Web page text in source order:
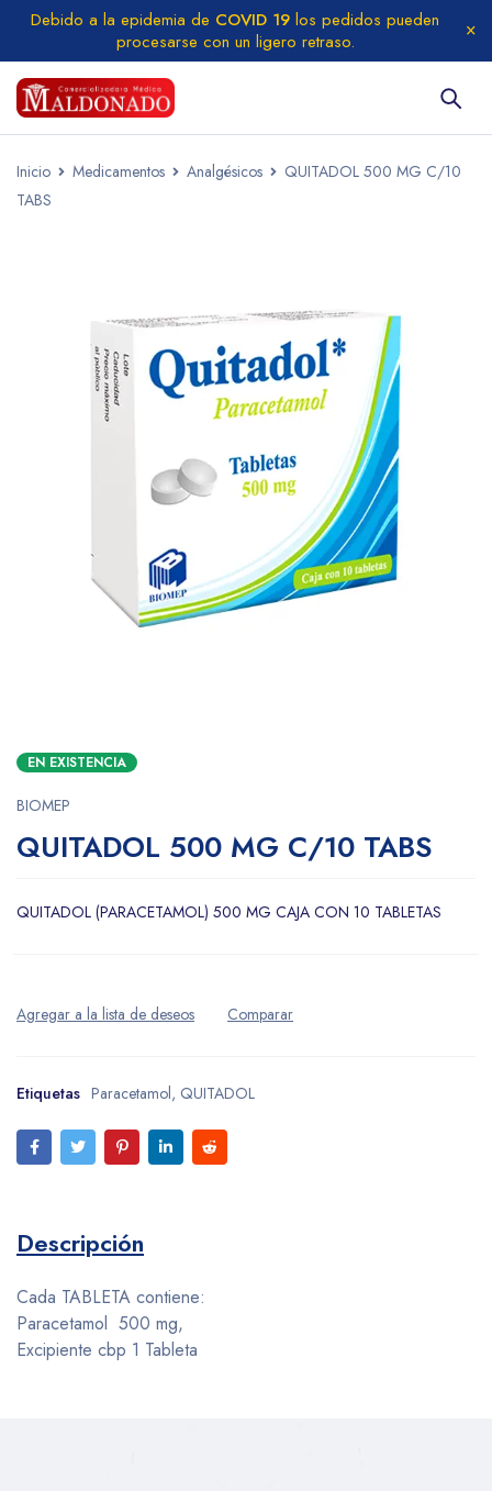
Debido a la epidemia de COVID 19 los pedidos pueden
procesarse con un ligero retraso.
Inicio Medicamentos Analgésicos
QUITADOL 500 MG C/10
TABS
EN EXISTENCIA
BIOMEP
QUITADOL 500 MG C/10 TABS
QUITADOL (PARACETAMOL) 500 MG CAJA CON 10 TABLETAS
Etiquetas Paracetamol, QUITADOL
Descripción
Cada TABLETA contiene:
Paracetamol 500 mg,
Excipiente cbp 1 Tableta